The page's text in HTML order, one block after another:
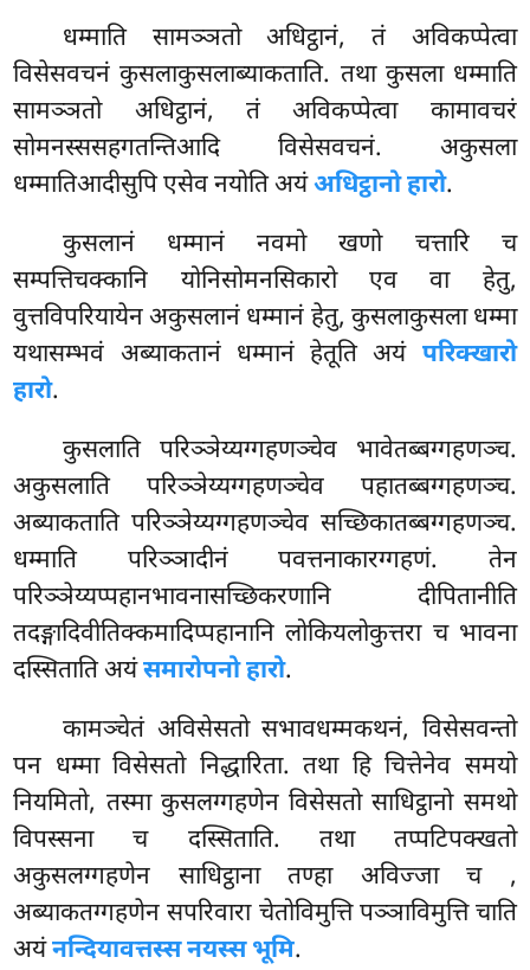
धम्माति सामञ्ञतो अधिट्ठानं, तं अविकप्पेत्वा
विसेसवचनं कुसलाकुसलाब्याकताति. तथा कुसला धम्माति
सामञ्ञतो अधिट्ठानं, तं अविकप्पेत्वा कामावचरं
सोमनस्ससहगतन्तिआदि विसेसवचनं. अकुसला
धम्मातिआदीसुपि एसेव नयोति अयंअधिट्ठानो हारो.
कुसलानं धम्मानं नवमो खणो चत्तारि च
सम्पत्तिचक्कानि योनिसोमनसिकारो एव वा हेतु,
वुत्तविपरियायेन अकुसलानं धम्मानं हेतु, कुसलाकुसला धम्मा
यथासम्भवं अब्याकतानं धम्मानं हेतूति अयं परिक्खारो
हारो.
कुसलाति परिञ्ञेय्यग्गहणञ्चेव भावेतब्बग्गहणञ्च.
अकुसलाति परिञ्ञेय्यग्गहणञ्चेव पहातब्बग्गहणञ्च.
अब्याकताति परिञ्ञेय्यग्गहणञ्चेव सच्छिकातब्बग्गहणञ्च.
धम्माति परिञ्ञादीनं पवत्तनाकारग्गहणं. तेन
परिञ्ञेय्यप्पहानभावनासच्छिकरणानि दीपितानीति
तदङ्गादिवीतिक्कमादिप्पहानानि लोकियलोकुत्तरा च भावना
दस्सिताति अयंसमारोपनो हारो.
कामञ्चेतं अविसेसतो सभावधम्मकथनं, विसेसवन्तो
पन धम्मा विसेसतो निद्धारिता. तथा हि चित्तेनेव समयो
नियमितो, तस्मा कुसलग्गहणेन विसेसतो साधिट्ठानो समथो
विपस्सना च दस्सिताति. तथा तप्पटिपक्खतो
अकुसलग्गहणेन साधिट्ठाना तण्हा अविज्जा च ,
अब्याकतग्गहणेन सपरिवारा चेतोविमुत्ति पञ्ञाविमुत्ति चाति
अयंनन्दियावत्तस्स नयस्स भूमि.